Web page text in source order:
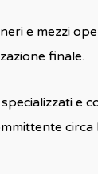
e mezzi
finale.
e